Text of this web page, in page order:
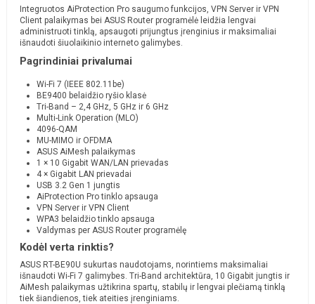
Integruotos AiProtection Pro saugumo funkcijos, VPN Server ir VPN
Client palaikymas bei ASUS Router programėlė leidžia lengvai
administruoti tinklą, apsaugoti prijungtus įrenginius ir maksimaliai
išnaudoti šiuolaikinio interneto galimybes.
Pagrindiniai privalumai
Wi-Fi 7 (IEEE 802.11be)
BE9400 belaidžio ryšio klasė
Tri-Band – 2,4 GHz, 5 GHz ir 6 GHz
Multi-Link Operation (MLO)
4096-QAM
MU-MIMO ir OFDMA
ASUS AiMesh palaikymas
1 × 10 Gigabit WAN/LAN prievadas
4 × Gigabit LAN prievadai
USB 3.2 Gen 1 jungtis
AiProtection Pro tinklo apsauga
VPN Server ir VPN Client
WPA3 belaidžio tinklo apsauga
Valdymas per ASUS Router programėlę
Kodėl verta rinktis?
ASUS RT-BE90U sukurtas naudotojams, norintiems maksimaliai
išnaudoti Wi-Fi 7 galimybes. Tri-Band architektūra, 10 Gigabit jungtis ir
AiMesh palaikymas užtikrina spartų, stabilų ir lengvai plečiamą tinklą
tiek šiandienos, tiek ateities įrenginiams.